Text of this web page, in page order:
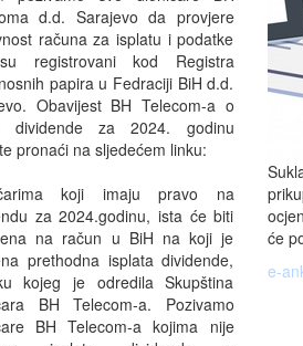
d.d. Sarajevo da provjere
računa za isplatu i podatke
registrovani kod Registra
papira u Fedraciji BiH d.d.
Obavijest BH Telecom-a o
dividende za 2024. godinu
pronaći na sljedećem linku:
koji imaju pravo na
za 2024.godinu, ista će biti
na račun u BiH na koji je
prethodna isplata dividende,
kojeg je odredila Skupština
BH Telecom-a. Pozivamo
BH Telecom-a kojima nije
će
e-